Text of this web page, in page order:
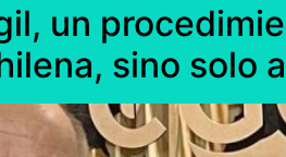
un
sino solo